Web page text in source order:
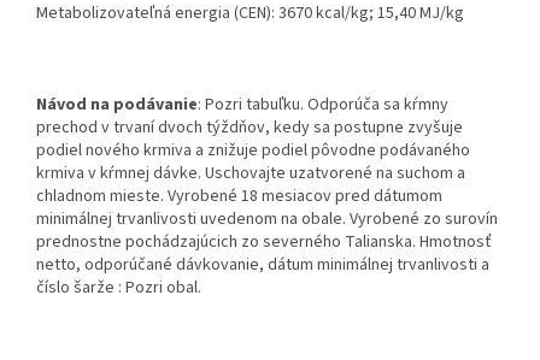
Metabolizovateľná energia (CEN): 3670 kcal/kg; 15,40 MJ/kg
Návod na podávanie: Pozri tabuľku. Odporúča sa kŕmny
prechod v trvaní dvoch týždňov, kedy sa postupne zvyšuje
podiel nového krmiva a znižuje podiel pôvodne podávaného
krmiva v kŕmnej dávke. Uschovajte uzatvorené na suchom a
chladnom mieste. Vyrobené 18 mesiacov pred dátumom
minimálnej trvanlivosti uvedenom na obale. Vyrobené zo surovín
prednostne pochádzajúcich zo severného Talianska. Hmotnosť
netto, odporúčané dávkovanie, dátum minimálnej trvanlivosti a
číslo šarže : Pozri obal.